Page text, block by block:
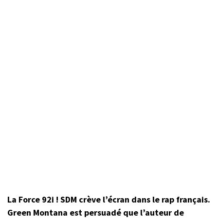
La Force 92i ! SDM crève l’écran dans le rap français.
Green Montana est persuadé que l’auteur de